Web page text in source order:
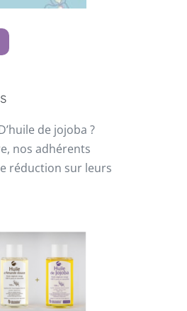
de jojoba ?
nos adhérents
réduction sur leurs